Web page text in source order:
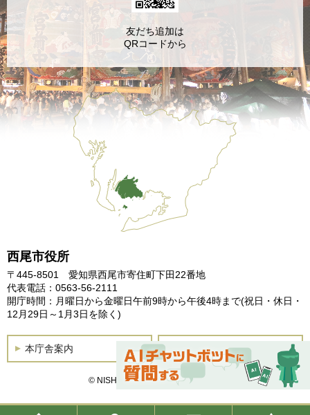
西尾市役所
〒445-8501 愛知県西尾市寄住町下田22番地
代表電話：0563-56-2111
開庁時間：月曜日から金曜日午前9時から午後4時まで(祝日・休日・
12月29日～1月3日を除く)
本庁舎案内 土曜開庁
© NISHIO City, All Rights Reserved.
友だち追加は
QRコードから